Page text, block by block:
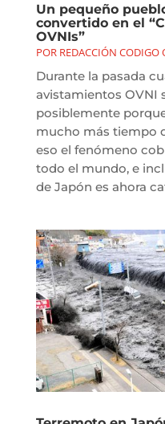
Un pequeño
convertido en el
OVNIs”
POR REDACCIÓN CODIGO
Durante la pasada
avistamientos OVNI
posiblemente
mucho más tiempo
eso el fenómeno
todo el mundo, e
de Japón es ahora